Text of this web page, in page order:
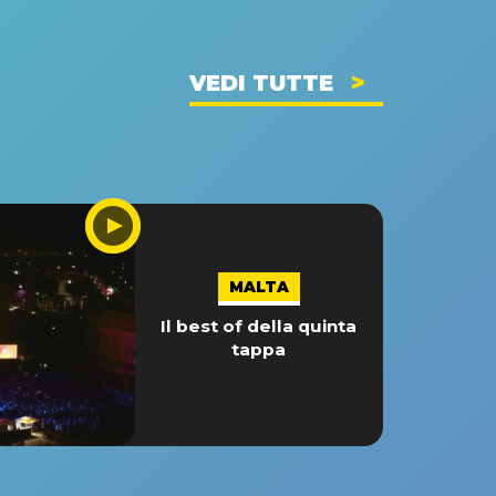
VEDI TUTTE
MALTA
Il best of della quinta
tappa